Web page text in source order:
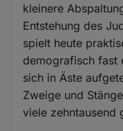
kleinere
Entstehung des
spielt heute
demografisch fast
sich in Äste
Zweige und
viele zehntausend